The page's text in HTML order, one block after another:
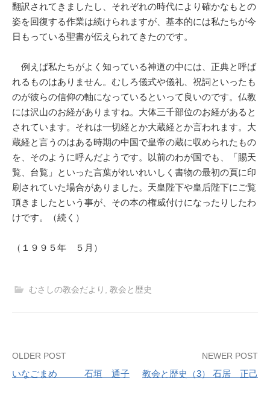
翻訳されてきましたし、それぞれの時代により確かなもとの
姿を回復する作業は続けられますが、基本的には私たちが今
日もっている聖書が伝えられてきたのです。
例えば私たちがよく知っている神道の中には、正典と呼ば
れるものはありません。むしろ儀式や儀礼、祝詞といったも
のが彼らの信仰の軸になっているといって良いのです。仏教
には沢山のお経がありますね。大体三千部位のお経があると
されています。それは一切経とか大蔵経とか言われます。大
蔵経と言うのはある時期の中国で皇帝の蔵に収められたもの
を、そのように呼んだようです。以前のわが国でも、「賜天
覧、台覧」といった言葉がれいれいしく書物の最初の頁に印
刷されていた場合がありました。天皇陛下や皇后陛下にご覧
頂きましたという事が、その本の権威付けになったりしたわ
けです。（続く）
（１９９５年 ５月）
むさしの教会だより , 教会と歴史
Post
navigation
OLDER POST
いなごまめ 石垣 通子
NEWER POST
教会と歴史（3） 石居 正己